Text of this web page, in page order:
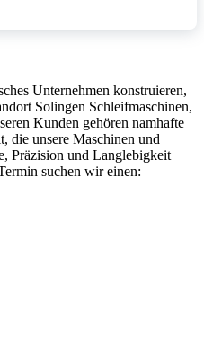
Unternehmen konstruieren,
Solingen Schleifmaschinen,
Kunden gehören namhafte
die unsere Maschinen und
Präzision und Langlebigkeit
suchen wir einen: